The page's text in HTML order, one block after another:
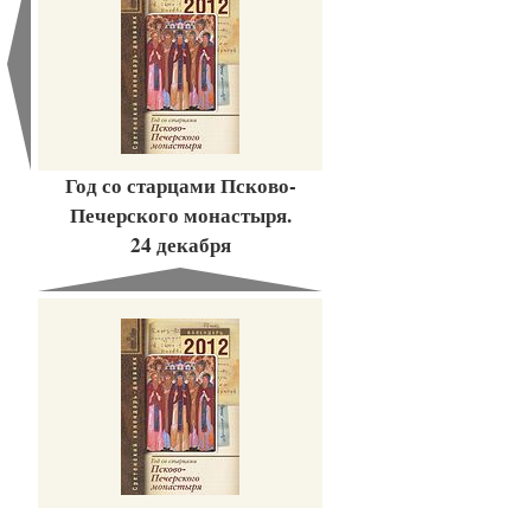
Год со старцами Псково-
Печерского монастыря.
24 декабря